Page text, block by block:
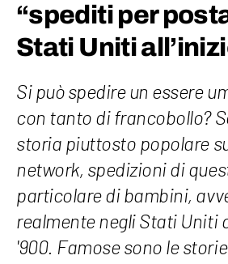
“spediti per
Stati Uniti
Si può spedire un essere
con tanto di francobollo?
storia piuttosto popolare
network, spedizioni di
particolare di bambini,
realmente negli Stati Uniti
'900. Famose sono le